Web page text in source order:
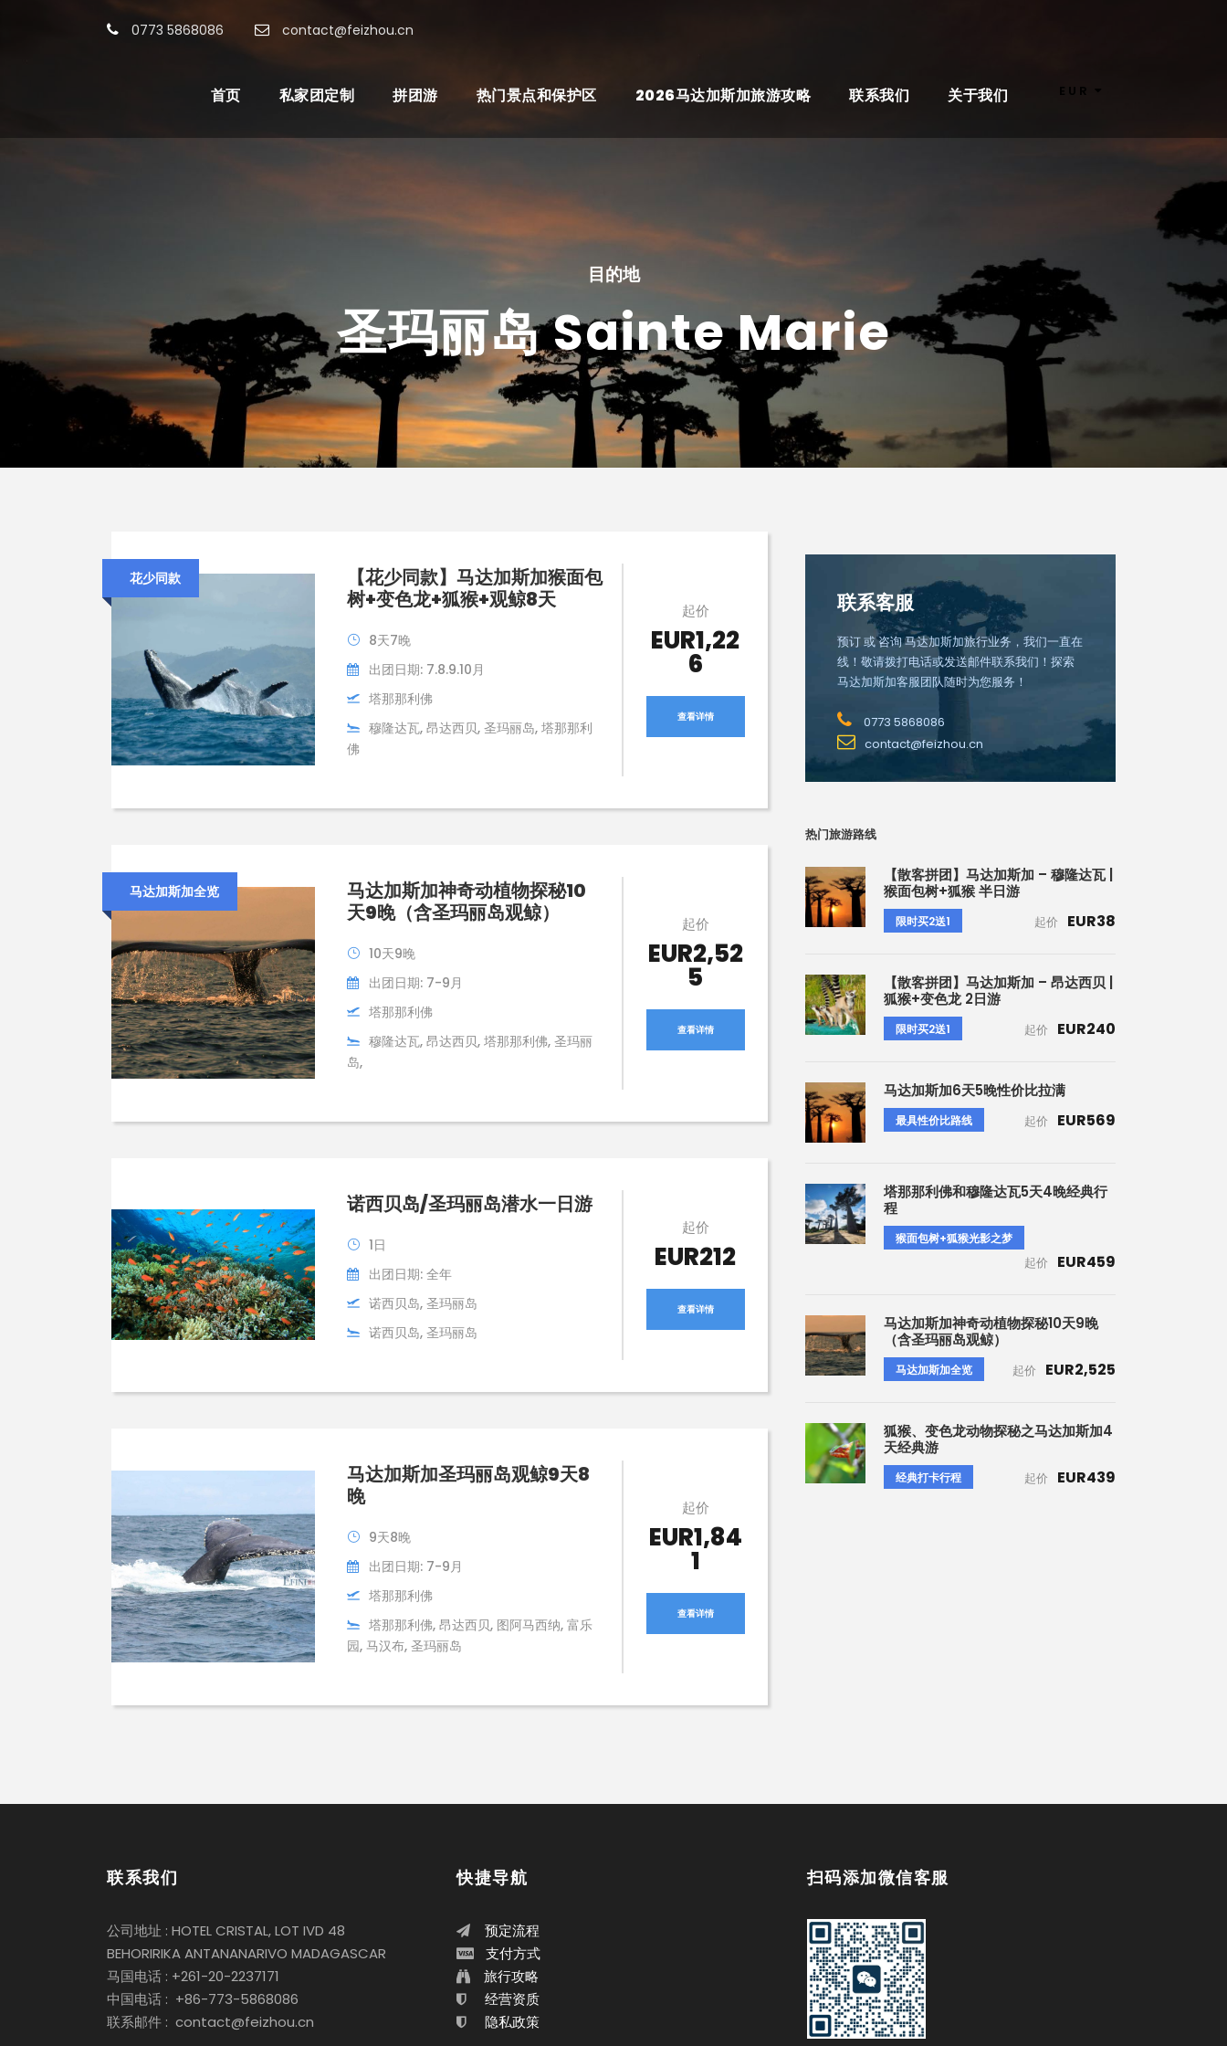
0773 5868086 contact@feizhou.cn
首页 私家团定制 拼团游 热门景点和保护区 2026马达加斯加旅游攻略 联系我们 关于我们 EUR
目的地
圣玛丽岛 Sainte Marie
花少同款
【花少同款】马达加斯加猴面包
树+变色龙+狐猴+观鲸8天
8天7晚
出团日期: 7.8.9.10月
塔那那利佛
穆隆达瓦, 昂达西贝, 圣玛丽岛, 塔那那利
佛
起价
EUR1,22
6
查看详情
马达加斯加全览
马达加斯加神奇动植物探秘10
天9晚（含圣玛丽岛观鲸）
10天9晚
出团日期: 7-9月
塔那那利佛
穆隆达瓦, 昂达西贝, 塔那那利佛, 圣玛丽
岛,
起价
EUR2,52
5
查看详情
诺西贝岛/圣玛丽岛潜水一日游
1日
出团日期: 全年
诺西贝岛, 圣玛丽岛
诺西贝岛, 圣玛丽岛
起价
EUR212
查看详情
马达加斯加圣玛丽岛观鲸9天8
晚
9天8晚
出团日期: 7-9月
塔那那利佛
塔那那利佛, 昂达西贝, 图阿马西纳, 富乐
园, 马汉布, 圣玛丽岛
起价
EUR1,84
1
查看详情
联系客服
预订 或 咨询 马达加斯加旅行业务，我们一直在
线！敬请拨打电话或发送邮件联系我们！探索
马达加斯加客服团队随时为您服务！
0773 5868086
contact@feizhou.cn
热门旅游路线
【散客拼团】马达加斯加 – 穆隆达瓦 |
猴面包树+狐猴 半日游
限时买2送1 起价 EUR38
【散客拼团】马达加斯加 – 昂达西贝 |
狐猴+变色龙 2日游
限时买2送1 起价 EUR240
马达加斯加6天5晚性价比拉满
最具性价比路线 起价 EUR569
塔那那利佛和穆隆达瓦5天4晚经典行
程
猴面包树+狐猴光影之梦
起价 EUR459
马达加斯加神奇动植物探秘10天9晚
（含圣玛丽岛观鲸）
马达加斯加全览 起价 EUR2,525
狐猴、变色龙动物探秘之马达加斯加4
天经典游
经典打卡行程 起价 EUR439
联系我们
公司地址 : HOTEL CRISTAL, LOT IVD 48
BEHORIRIKA ANTANANARIVO MADAGASCAR
马国电话 : +261-20-2237171
中国电话 : +86-773-5868086
联系邮件 : contact@feizhou.cn
快捷导航
预定流程
支付方式
旅行攻略
经营资质
隐私政策
扫码添加微信客服